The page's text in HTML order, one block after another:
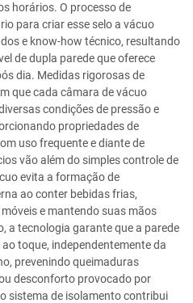
horários. O processo de
para criar esse selo a vácuo
e know-how técnico, resultando
de dupla parede que oferece
dia. Medidas rigorosas de
que cada câmara de vácuo
condições de pressão e
propriedades de
uso frequente e diante de
vão além do simples controle de
evita a formação de
ao conter bebidas frias,
e mantendo suas mãos
a tecnologia garante que a parede
toque, independentemente da
prevenindo queimaduras
desconforto provocado por
sistema de isolamento contribui